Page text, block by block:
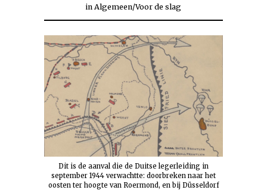
in Algemeen/Voor de slag
Dit is de aanval die de Duitse legerleiding in
september 1944 verwachtte: doorbreken naar het
oosten ter hoogte van Roermond, en bij Düsseldorf